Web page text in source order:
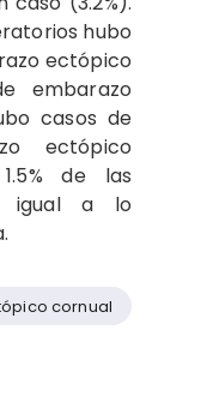
hubo
ectópico
embarazo
casos de
ectópico
de las
igual a lo
cornual